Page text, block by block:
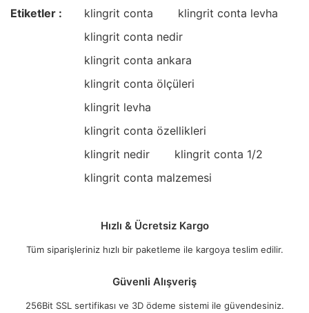
Etiketler : klingrit conta
klingrit conta levha
klingrit conta nedir
klingrit conta ankara
klingrit conta ölçüleri
klingrit levha
klingrit conta özellikleri
klingrit nedir
klingrit conta 1/2
klingrit conta malzemesi
Hızlı & Ücretsiz Kargo
Tüm siparişleriniz hızlı bir paketleme ile kargoya teslim edilir.
Güvenli Alışveriş
256Bit SSL sertifikası ve 3D ödeme sistemi ile güvendesiniz.